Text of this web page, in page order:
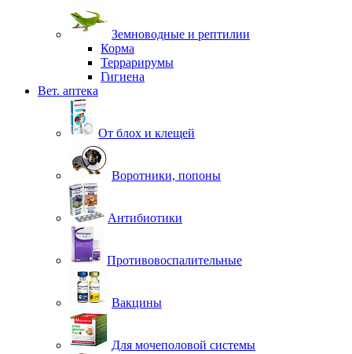
Земноводные и рептилии
Корма
Террарирумы
Гигиена
Вет. аптека
От блох и клещей
Воротники, попоны
Антибиотики
Противовоспалительные
Вакцины
Для мочеполовой системы